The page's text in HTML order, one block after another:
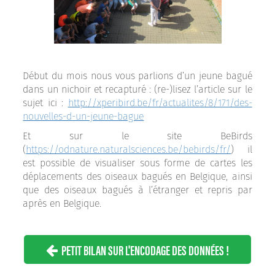
Début du mois nous vous parlions d’un jeune bagué
dans un nichoir et recapturé : (re-)lisez l’article sur le
sujet ici : http://xperibird.be/fr/actualites/8/171/des-
nouvelles-d-un-jeune-bague
Et sur le site BeBirds
(https://odnature.naturalsciences.be/bebirds/fr/) il
est possible de visualiser sous forme de cartes les
déplacements des oiseaux bagués en Belgique, ainsi
que des oiseaux bagués à l’étranger et repris par
après en Belgique.
PETIT BILAN SUR L'ENCODAGE DES DONNÉES !